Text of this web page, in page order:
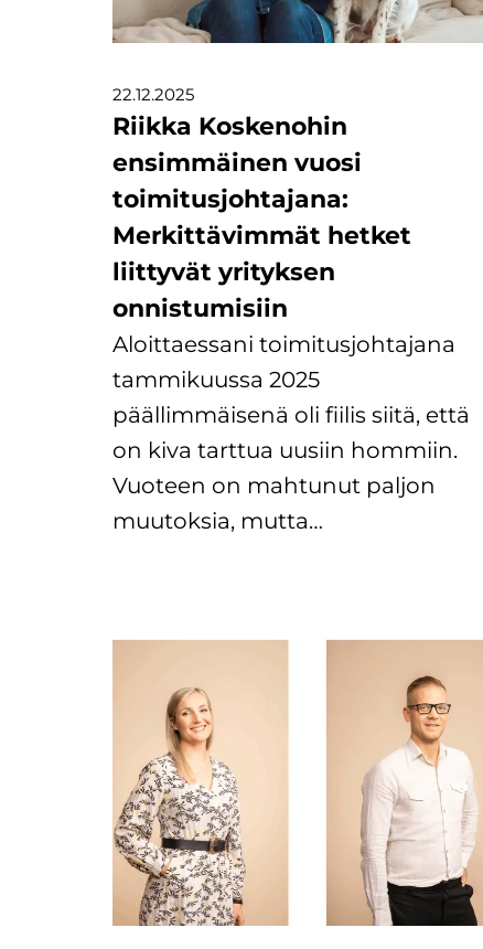
22.12.2025
Riikka Koskenohin
ensimmäinen vuosi
toimitusjohtajana:
Merkittävimmät hetket
liittyvät yrityksen
onnistumisiin
Aloittaessani toimitusjohtajana
tammikuussa 2025
päällimmäisenä oli fiilis siitä, että
on kiva tarttua uusiin hommiin.
Vuoteen on mahtunut paljon
muutoksia, mutta…